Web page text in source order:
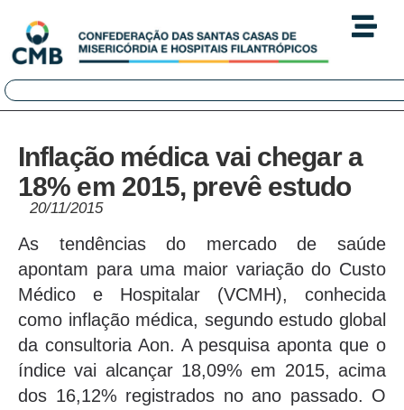
Inflação médica vai chegar a
18% em 2015, prevê estudo
20/11/2015
As tendências do mercado de saúde
apontam para uma maior variação do Custo
Médico e Hospitalar (VCMH), conhecida
como inflação médica, segundo estudo global
da consultoria Aon. A pesquisa aponta que o
índice vai alcançar 18,09% em 2015, acima
dos 16,12% registrados no ano passado. O